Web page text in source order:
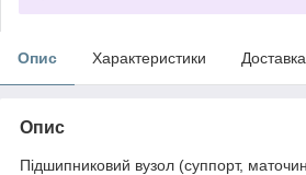
Опис Характеристики Доставка
Опис
Підшипниковий вузол (суппорт,